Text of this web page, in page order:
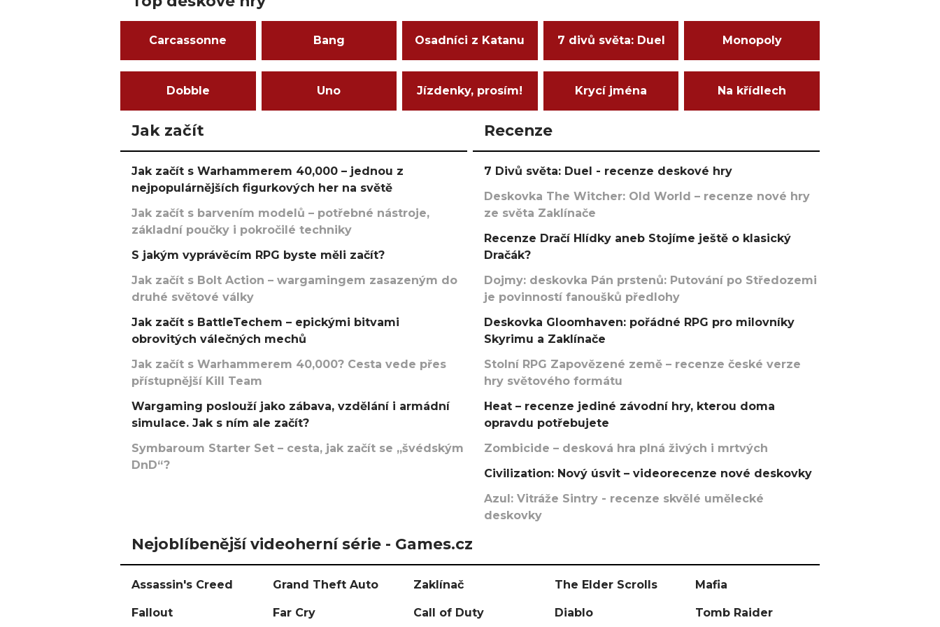
Carcassonne Bang Osadníci z Katanu 7 divů světa: Duel Monopoly
Dobble Uno Jízdenky, prosím! Krycí jména Na křídlech
Jak začít
Jak začít s Warhammerem 40,000 – jednou z
nejpopulárnějších figurkových her na světě
Jak začít s barvením modelů – potřebné nástroje,
základní poučky i pokročilé techniky
S jakým vyprávěcím RPG byste měli začít?
Jak začít s Bolt Action – wargamingem zasazeným do
druhé světové války
Jak začít s BattleTechem – epickými bitvami
obrovitých válečných mechů
Jak začít s Warhammerem 40,000? Cesta vede přes
přístupnější Kill Team
Wargaming poslouží jako zábava, vzdělání i armádní
simulace. Jak s ním ale začít?
Symbaroum Starter Set – cesta, jak začít se „švédským
DnD“?
Recenze
7 Divů světa: Duel - recenze deskové hry
Deskovka The Witcher: Old World – recenze nové hry
ze světa Zaklínače
Recenze Dračí Hlídky aneb Stojíme ještě o klasický
Dračák?
Dojmy: deskovka Pán prstenů: Putování po Středozemi
je povinností fanoušků předlohy
Deskovka Gloomhaven: pořádné RPG pro milovníky
Skyrimu a Zaklínače
Stolní RPG Zapovězené země – recenze české verze
hry světového formátu
Heat – recenze jediné závodní hry, kterou doma
opravdu potřebujete
Zombicide – desková hra plná živých i mrtvých
Civilization: Nový úsvit – videorecenze nové deskovky
Azul: Vitráže Sintry - recenze skvělé umělecké
deskovky
Nejoblíbenější videoherní série - Games.cz
Assassin's Creed Grand Theft Auto Zaklínač The Elder Scrolls Mafia
Fallout Far Cry Call of Duty Diablo Tomb Raider